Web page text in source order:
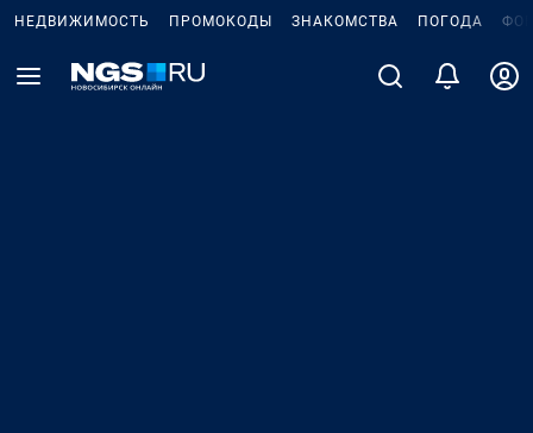
НЕДВИЖИМОСТЬ ПРОМОКОДЫ ЗНАКОМСТВА ПОГОДА